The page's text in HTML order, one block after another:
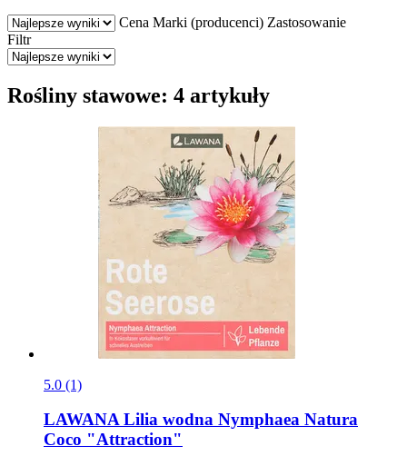
Cena Marki (producenci) Zastosowanie
Filtr
Rośliny stawowe: 4 artykuły
5.0 (1)
LAWANALilia wodna Nymphaea Natura
Coco "Attraction"